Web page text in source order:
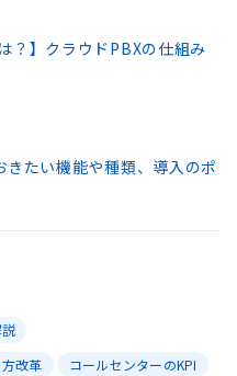
？】クラウドPBXの仕組み
たい機能や種類、導入のポ
改革
コールセンターのKPI